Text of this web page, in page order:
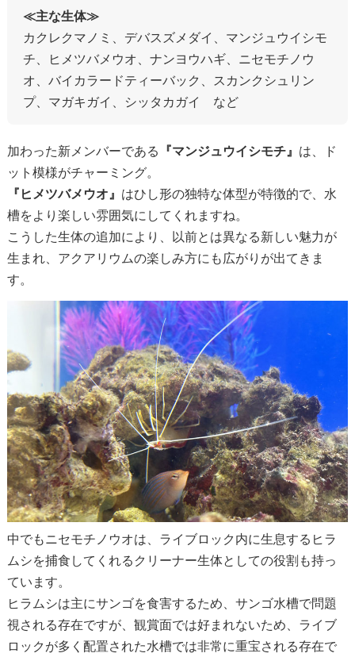
≪主な生体≫
カクレクマノミ、デバスズメダイ、マンジュウイシモ
チ、ヒメツバメウオ、ナンヨウハギ、ニセモチノウ
オ、バイカラードティーバック、スカンクシュリン
プ、マガキガイ、シッタカガイ など
加わった新メンバーである 『マンジュウイシモチ』 は、ド
ット模様がチャーミング。
『ヒメツバメウオ』 はひし形の独特な体型が特徴的で、水
槽をより楽しい雰囲気にしてくれますね。
こうした生体の追加により、以前とは異なる新しい魅力が
生まれ、アクアリウムの楽しみ方にも広がりが出てきま
す。
中でもニセモチノウオは、ライブロック内に生息するヒラ
ムシを捕食してくれるクリーナー生体としての役割も持っ
ています。
ヒラムシは主にサンゴを食害するため、サンゴ水槽で問題
視される存在ですが、観賞面では好まれないため、ライブ
ロックが多く配置された水槽では非常に重宝される存在で